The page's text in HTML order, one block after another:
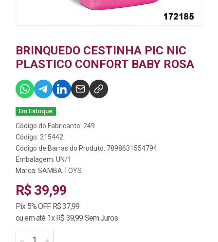
BRINQUEDO CESTINHA PIC NIC
PLASTICO CONFORT BABY ROSA
Em Estoque
Código do Fabricante: 249
Código: 215442
Código de Barras do Produto: 7898631554794
Embalagem: UN/1
Marca: SAMBA TOYS
R$ 39,99
Pix 5% OFF R$ 37,99
ou em até 1x R$ 39,99 Sem Juros